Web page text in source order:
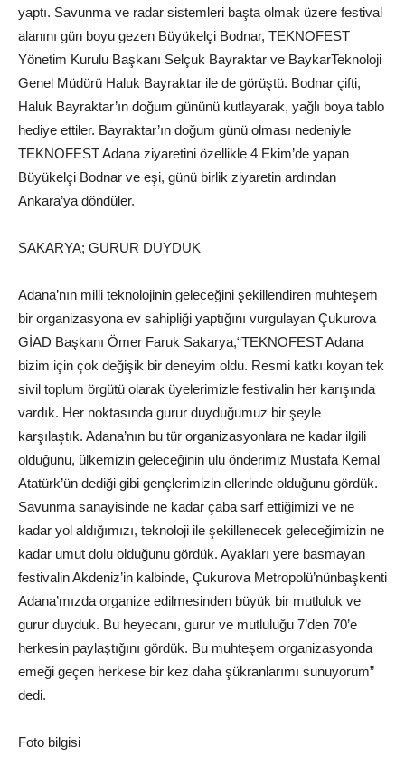
yaptı. Savunma ve radar sistemleri başta olmak üzere festival
alanını gün boyu gezen Büyükelçi Bodnar, TEKNOFEST
Yönetim Kurulu Başkanı Selçuk Bayraktar ve BaykarTeknoloji
Genel Müdürü Haluk Bayraktar ile de görüştü. Bodnar çifti,
Haluk Bayraktar’ın doğum gününü kutlayarak, yağlı boya tablo
hediye ettiler. Bayraktar’ın doğum günü olması nedeniyle
TEKNOFEST Adana ziyaretini özellikle 4 Ekim’de yapan
Büyükelçi Bodnar ve eşi, günü birlik ziyaretin ardından
Ankara’ya döndüler.
SAKARYA; GURUR DUYDUK
Adana’nın milli teknolojinin geleceğini şekillendiren muhteşem
bir organizasyona ev sahipliği yaptığını vurgulayan Çukurova
GİAD Başkanı Ömer Faruk Sakarya,“TEKNOFESTAdana
bizim için çok değişik bir deneyim oldu. Resmi katkı koyan tek
sivil toplum örgütü olarak üyelerimizle festivalin her karışında
vardık. Her noktasında gurur duyduğumuz bir şeyle
karşılaştık. Adana’nın bu tür organizasyonlara ne kadar ilgili
olduğunu, ülkemizin geleceğinin ulu önderimiz Mustafa Kemal
Atatürk’ün dediği gibi gençlerimizin ellerinde olduğunu gördük.
Savunma sanayisinde ne kadar çaba sarf ettiğimizi ve ne
kadar yol aldığımızı, teknoloji ile şekillenecek geleceğimizin ne
kadar umut dolu olduğunu gördük. Ayakları yere basmayan
festivalin Akdeniz’in kalbinde, Çukurova Metropolü’nünbaşkenti
Adana’mızda organize edilmesinden büyük bir mutluluk ve
gurur duyduk. Bu heyecanı, gurur ve mutluluğu 7’den 70’e
herkesin paylaştığını gördük. Bu muhteşem organizasyonda
emeği geçen herkese bir kez daha şükranlarımı sunuyorum”
dedi.
Foto bilgisi